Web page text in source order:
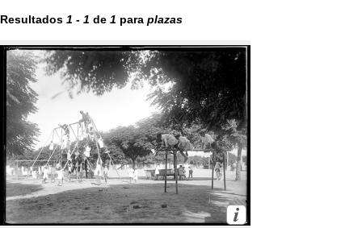
Resultados 1 - 1 de 1 para plazas